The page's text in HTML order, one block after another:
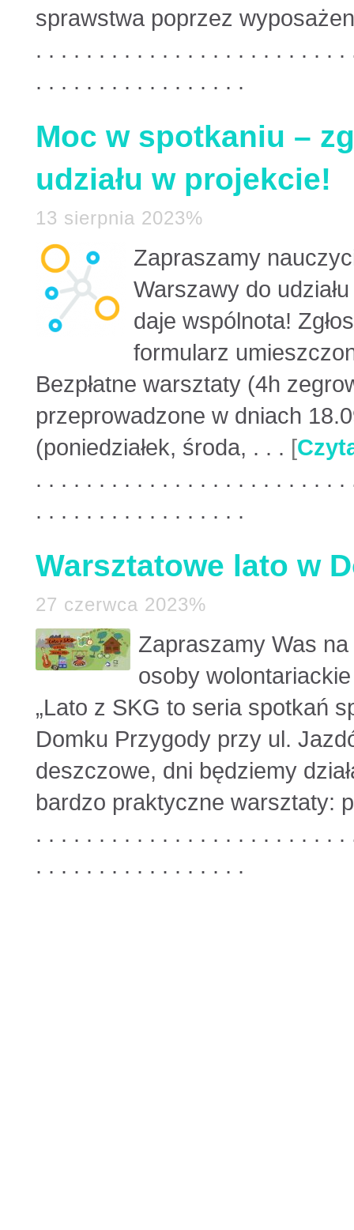
sprawstwa poprzez
. . . . . . . . . . . . . . . . . . . . . . . .
. . . . . . . . . . . . . . . . .
Moc w spotkaniu –
udziału w projekcie!
13 sierpnia 2023%
Zapraszamy
Warszawy do
daje wspólnota!
formularz
Bezpłatne warsztaty (4h
przeprowadzone w dniach
(poniedziałek, środa, . . . [
. . . . . . . . . . . . . . . . . . . . . . . .
. . . . . . . . . . . . . . . . .
Warsztatowe lato w
27 czerwca 2023%
Zapraszamy Was
osoby
„Lato z SKG to seria spotkań
Domku Przygody przy ul.
deszczowe, dni będziemy
bardzo praktyczne warsztaty:
. . . . . . . . . . . . . . . . . . . . . . . .
. . . . . . . . . . . . . . . . .